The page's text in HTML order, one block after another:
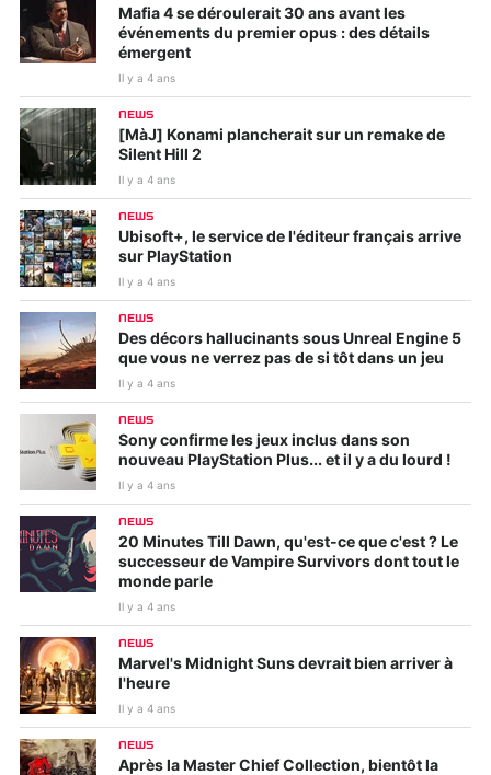
Mafia 4 se déroulerait 30 ans avant les
événements du premier opus : des détails
émergent
Il y a 4 ans
NEWS
[MàJ] Konami plancherait sur un remake de
Silent Hill 2
Il y a 4 ans
NEWS
Ubisoft+, le service de l'éditeur français arrive
sur PlayStation
Il y a 4 ans
NEWS
Des décors hallucinants sous Unreal Engine 5
que vous ne verrez pas de si tôt dans un jeu
Il y a 4 ans
NEWS
Sony confirme les jeux inclus dans son
nouveau PlayStation Plus... et il y a du lourd !
Il y a 4 ans
NEWS
20 Minutes Till Dawn, qu'est-ce que c'est ? Le
successeur de Vampire Survivors dont tout le
monde parle
Il y a 4 ans
NEWS
Marvel's Midnight Suns devrait bien arriver à
l'heure
Il y a 4 ans
NEWS
Après la Master Chief Collection, bientôt la